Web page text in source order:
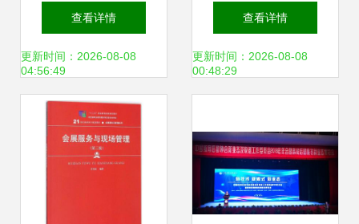
实操指南
查看详情
更新时间：2026-08-08
04:56:49
变与创新 提升体验
价值的关键
查看详情
更新时间：2026-08-08
00:48:29